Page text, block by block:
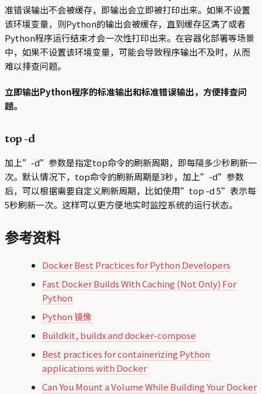
准错误输出不会被缓存，即输出会立即被打印出来。如果不设置
该环境变量，则Python的输出会被缓存，直到缓存区满了或者
Python程序运行结束才会一次性打印出来。在容器化部署等场景
中，如果不设置该环境变量，可能会导致程序输出不及时，从而
难以排查问题。
立即输出Python程序的标准输出和标准错误输出，方便排查问
题。
top -d
加上”-d”参数是指定top命令的刷新周期，即每隔多少秒刷新一
次。默认情况下，top命令的刷新周期是3秒，加上”-d”参数
后，可以根据需要自定义刷新周期，比如使用”top -d 5”表示每
5秒刷新一次。这样可以更方便地实时监控系统的运行状态。
参考资料
Docker Best Practices for Python Developers
Fast Docker Builds With Caching (Not Only) For
Python
Python 镜像
Buildkit, buildx and docker-compose
Best practices for containerizing Python
applications with Docker
Can You Mount a Volume While Building Your Docker